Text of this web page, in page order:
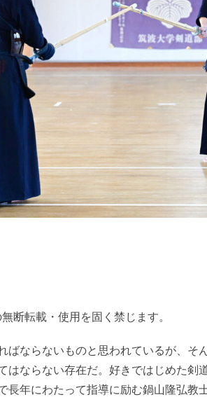
断転載・使用を固く禁じます。
ばならないものと思われているが、そ
はならない存在だ。好きではじめた剣
長年にわたって指導に励む鍋山隆弘教